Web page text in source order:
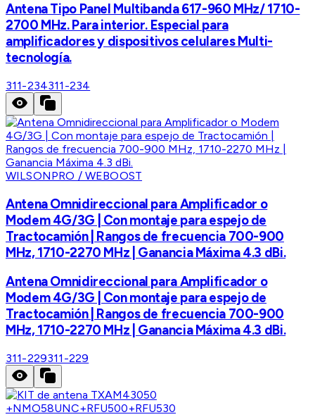
Antena Tipo Panel Multibanda 617-960 MHz/ 1710-
2700 MHz. Para interior. Especial para
amplificadores y dispositivos celulares Multi-
tecnología.
311-234311-234
WILSONPRO / WEBOOST
Antena Omnidireccional para Amplificador o
Modem 4G/3G | Con montaje para espejo de
Tractocamión | Rangos de frecuencia 700-900
MHz, 1710-2270 MHz | Ganancia Máxima 4.3 dBi.
Antena Omnidireccional para Amplificador o
Modem 4G/3G | Con montaje para espejo de
Tractocamión | Rangos de frecuencia 700-900
MHz, 1710-2270 MHz | Ganancia Máxima 4.3 dBi.
311-229311-229